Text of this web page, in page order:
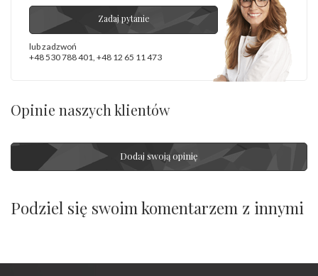
Zadaj pytanie
lub zadzwoń
+48 530 788 401 +48 12 65 11 473
Opinie naszych klientów
Dodaj swoją opinię
Podziel się swoim komentarzem z innymi